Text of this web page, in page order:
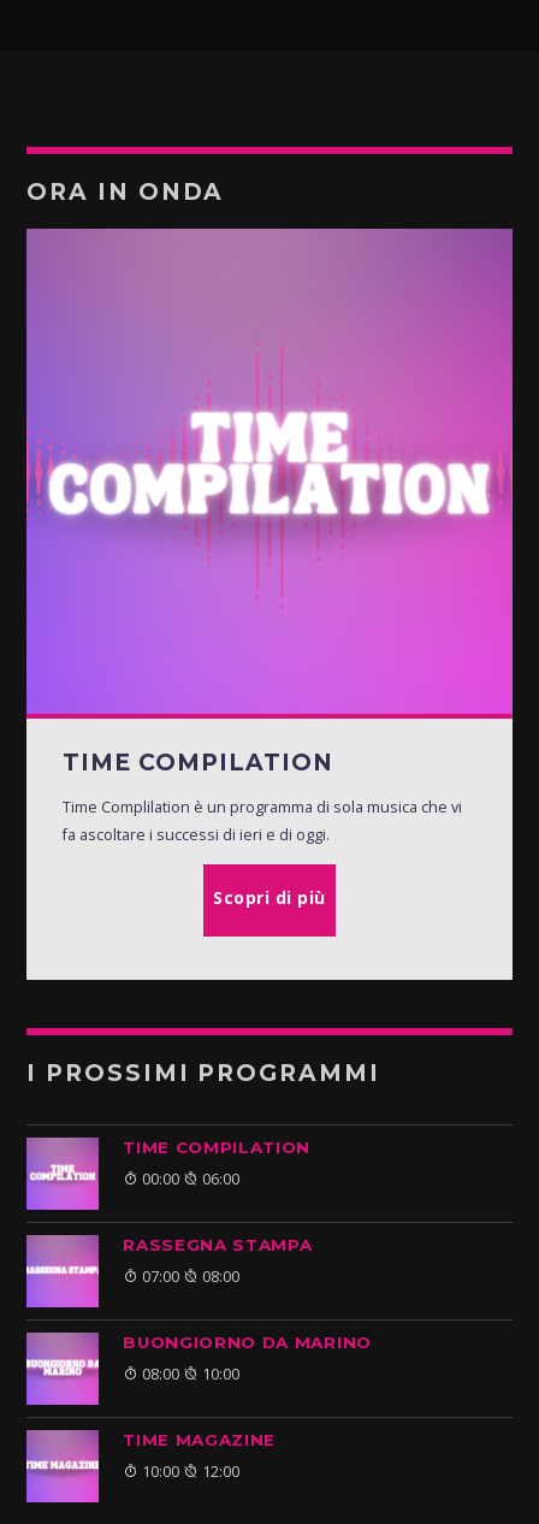
ORA IN ONDA
TIME COMPILATION
Time Complilation è un programma di sola musica che vi
fa ascoltare i successi di ieri e di oggi.
Scopri di più
I PROSSIMI PROGRAMMI
TIME COMPILATION
00:00 06:00
RASSEGNA STAMPA
07:00 08:00
BUONGIORNO DA MARINO
08:00 10:00
TIME MAGAZINE
10:00 12:00